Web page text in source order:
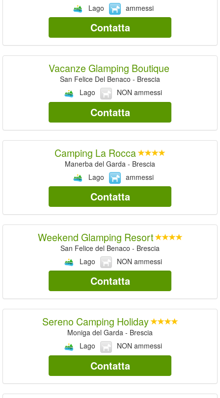
Lago
ammessi
Contatta
Vacanze Glamping Boutique
San Felice Del Benaco - Brescia
Lago
NON ammessi
Contatta
Camping La Rocca
Manerba del Garda - Brescia
Lago
ammessi
Contatta
Weekend Glamping Resort
San Felice del Benaco - Brescia
Lago
NON ammessi
Contatta
Sereno Camping Holiday
Moniga del Garda - Brescia
Lago
NON ammessi
Contatta